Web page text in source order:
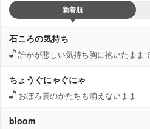
新着順
石ころの気持ち
誰かが悲しい気持ち胸に抱いたまま
ちょうぐにゃぐにゃ
おぼろ雲のかたちも消えないまま
bloom